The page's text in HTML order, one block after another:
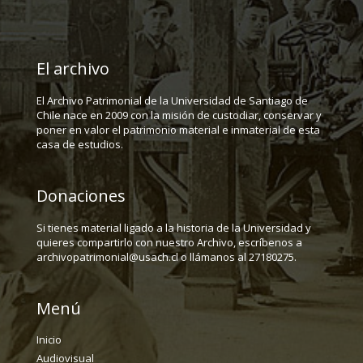
El archivo
El Archivo Patrimonial de la Universidad de Santiago de
Chile nace en 2009 con la misión de custodiar, conservar y
poner en valor el patrimonio material e inmaterial de esta
casa de estudios.
Donaciones
Si tienes material ligado a la historia de la Universidad y
quieres compartirlo con nuestro Archivo, escríbenos a
archivopatrimonial@usach.cl o llámanos al 27180275.
Menú
Inicio
Audiovisual